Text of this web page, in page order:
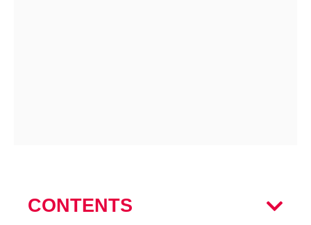
CONTENTS